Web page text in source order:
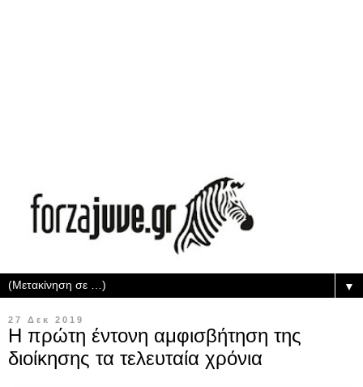
▼
27 Δεκ 2019
Η πρώτη έντονη αμφισβήτηση της
διοίκησης τα τελευταία χρόνια